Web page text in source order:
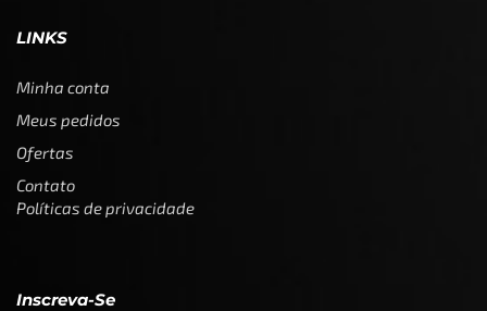
LINKS
Minha conta
Meus pedidos
Ofertas
Contato
Políticas de privacidade
Inscreva-Se